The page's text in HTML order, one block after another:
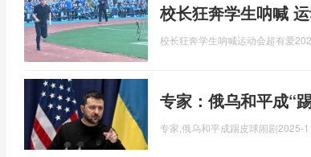
校长狂奔学生呐喊
校长狂奔学生呐喊运动会超有爱
专家：俄乌和平成“
专家,俄乌和平成踢皮球闹剧2025-